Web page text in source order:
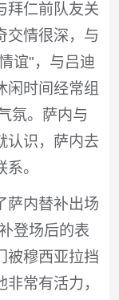
拜仁前队友关
交情很深，与
谊"，与吕迪
闲时间经常组
氛。萨内与
认识，萨内去
。
萨内替补出场
登场后的表
被穆西亚拉挡
常有活力，